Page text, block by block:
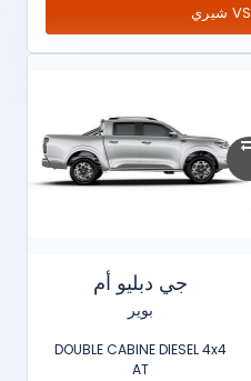
جي دبليو أم
بوير
DOUBLE CABINE DIESEL 4x4
AT